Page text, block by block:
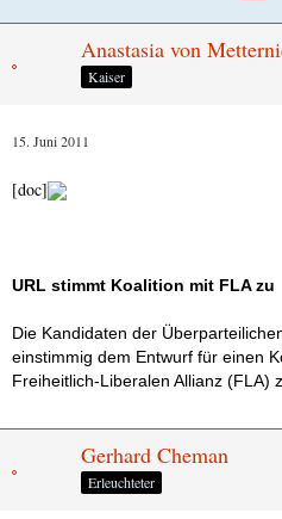
Anastasia von
Kaiser
15. Juni 2011
[doc]
URL stimmt Koalition mit FLA zu
Die Kandidaten der
einstimmig dem Entwurf für einen
Freiheitlich-Liberalen Allianz (FLA)
Gerhard Cheman
Erleuchteter